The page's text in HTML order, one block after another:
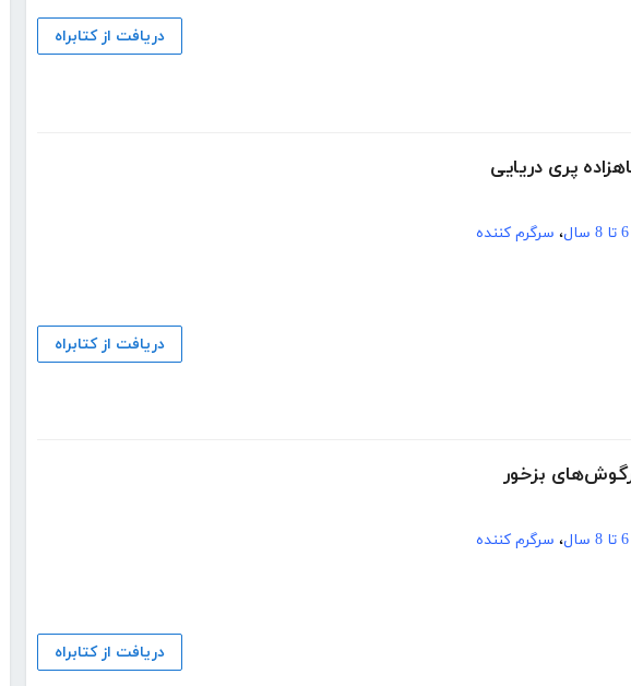
دریافت از کتابراه
6 تا 8 سال ، سرگرم کننده
دریافت از کتابراه
6 تا 8 سال ، سرگرم کننده
دریافت از کتابراه